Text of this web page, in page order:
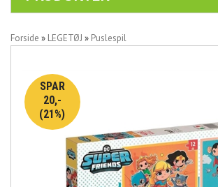
Forside » LEGETØJ » Puslespil
SPAR
20,-
(21%)